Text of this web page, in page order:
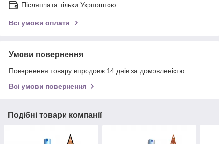
Післяплата тільки Укрпоштою
Всі умови оплати
Умови повернення
Повернення товару впродовж 14 днів за домовленістю
Всі умови повернення
Подібні товари компанії